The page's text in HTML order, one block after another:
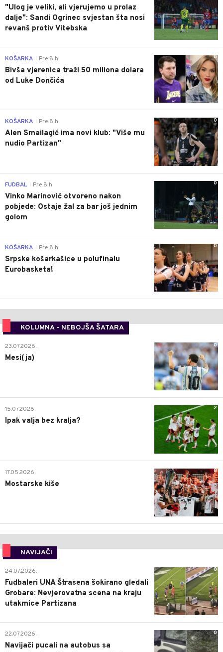
"Ulog je veliki, ali vjerujemo u prolaz
dalje": Sandi Ogrinec svjestan šta nosi
revanš protiv Vitebska
0
KOŠARKA Pre 8 h
Bivša vjerenica traži 50 miliona dolara
od Luke Dončića
0
KOŠARKA Pre 8 h
Alen Smailagić ima novi klub: "Više mu
nudio Partizan"
0
FUDBAL Pre 8 h
Vinko Marinović otvoreno nakon
pobjede: Ostaje žal za bar još jednim
golom
0
KOŠARKA Pre 8 h
Srpske košarkašice u polufinalu
Eurobasketa!
KOLUMNA - NEBOJŠA ŠATARA
0
23.07.2026.
Mesi(ja)
2
15.07.2026.
Ipak valja bez kralja?
0
17.05.2026.
Mostarske kiše
NAVIJAČI
0
24.07.2026.
Fudbaleri UNA Štrasena šokirano gledali
Grobare: Nevjerovatna scena na kraju
utakmice Partizana
0
22.07.2026.
Navijači pucali na autobus sa